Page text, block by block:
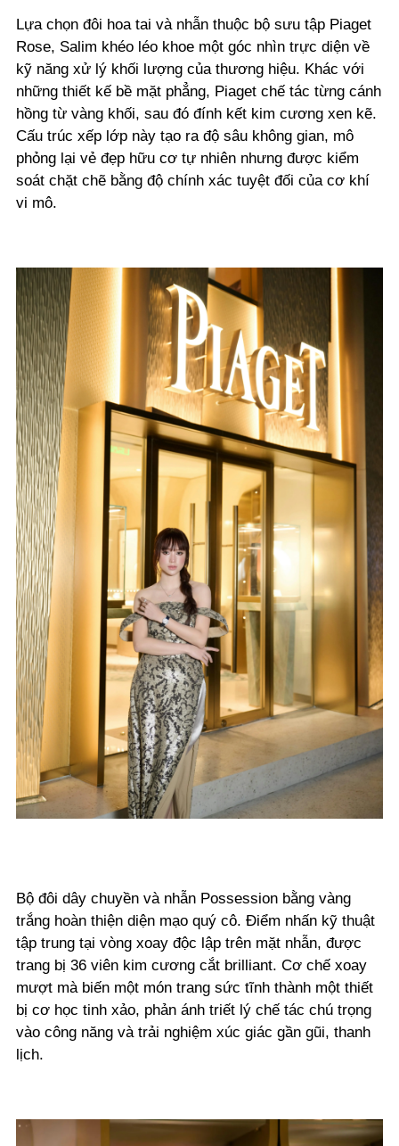
Lựa chọn đôi hoa tai và nhẫn thuộc bộ sưu tập Piaget
Rose, Salim khéo léo khoe một góc nhìn trực diện về
kỹ năng xử lý khối lượng của thương hiệu. Khác với
những thiết kế bề mặt phẳng, Piaget chế tác từng cánh
hồng từ vàng khối, sau đó đính kết kim cương xen kẽ.
Cấu trúc xếp lớp này tạo ra độ sâu không gian, mô
phỏng lại vẻ đẹp hữu cơ tự nhiên nhưng được kiểm
soát chặt chẽ bằng độ chính xác tuyệt đối của cơ khí
vi mô.
Bộ đôi dây chuyền và nhẫn Possession bằng vàng
trắng hoàn thiện diện mạo quý cô. Điểm nhấn kỹ thuật
tập trung tại vòng xoay độc lập trên mặt nhẫn, được
trang bị 36 viên kim cương cắt brilliant. Cơ chế xoay
mượt mà biến một món trang sức tĩnh thành một thiết
bị cơ học tinh xảo, phản ánh triết lý chế tác chú trọng
vào công năng và trải nghiệm xúc giác gần gũi, thanh
lịch.